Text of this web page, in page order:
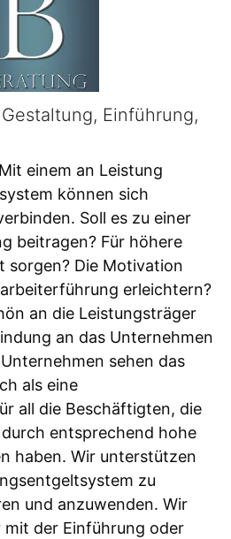
Einführung,
einem an Leistung
können sich
Soll es zu einer
beitragen? Für höhere
sorgen? Die Motivation
erleichtern?
an die Leistungsträger
an das Unternehmen
sehen das
als eine
all die Beschäftigten, die
entsprechend hohe
haben. Wir unterstützen
zu
und anzuwenden. Wir
mit der Einführung oder